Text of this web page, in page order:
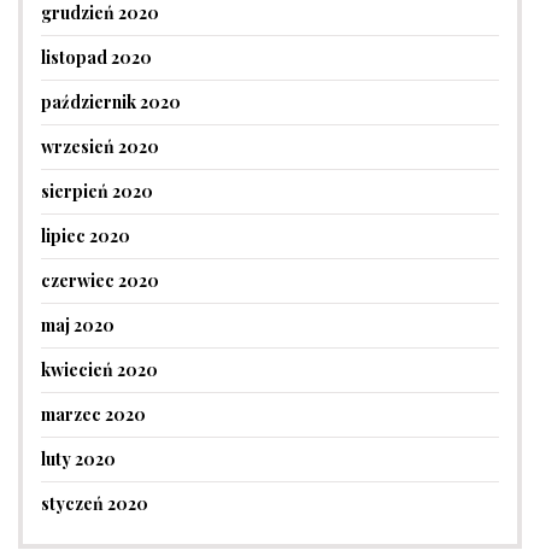
grudzień 2020
listopad 2020
październik 2020
wrzesień 2020
sierpień 2020
lipiec 2020
czerwiec 2020
maj 2020
kwiecień 2020
marzec 2020
luty 2020
styczeń 2020